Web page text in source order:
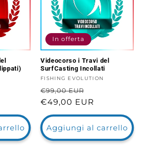
In offerta
Videocorso i Travi del
SurfCasting Incollati
Fornitore:
FISHING EVOLUTION
Prezzo
di
listino
€99,00 EUR
scontato
€49,00 EUR
Aggiungi al carrello